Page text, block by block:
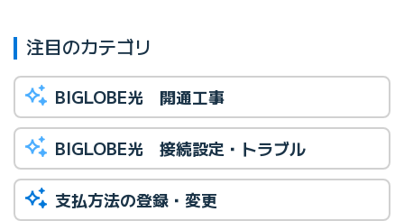
注目のカテゴリ
BIGLOBE光 開通工事
BIGLOBE光 接続設定・トラブル
支払方法の登録・変更